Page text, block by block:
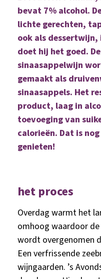
bevat 7% alcohol.
lichte gerechten,
ook als
doet hij het goed.
sinaasappelwijn
gemaakt als
sinaasappels. Het
product, laag in
toevoeging van
calorieën. Dat is
genieten!
het proces
Overdag warmt het
omhoog waardoor
wordt overgenomen
Een verfrissende
wijngaarden. ’s